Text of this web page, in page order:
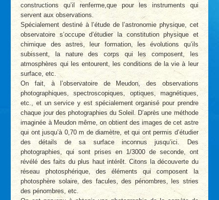
constructions qu’il renferme,que pour les instruments qui
servent aux observations.
Spécialement destiné à l’étude de l’astronomie physique, cet
observatoire s’occupe d’étudier la constitution physique et
chimique des astres, leur formation, les évolutions qu’ils
subissent, la nature des corps qui les composent, les
atmosphères qui les entourent, les conditions de la vie à leur
surface, etc.
On fait, à l’observatoire de Meudon, des observations
photographiques, spectroscopiques, optiques, magnétiques,
etc., et un service y est spécialement organisé pour prendre
chaque jour des photographies du Soleil. D’après une méthode
imaginée à Meudon même, on obtient des images de cet astre
qui ont jusqu’à 0,70 m de diamètre, et qui ont permis d’étudier
des détails de sa surface inconnus jusqu’ici. Des
photographies, qui sont prises en 1/3000 de seconde, ont
révélé des faits du plus haut intérêt. Citons la découverte du
réseau photosphérique, des éléments qui composent la
photosphère solaire, des facules, des pénombres, les stries
des pénombres, etc.